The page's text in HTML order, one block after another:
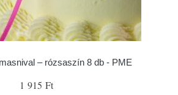
– rózsaszín 8 db - PME
1 915 Ft